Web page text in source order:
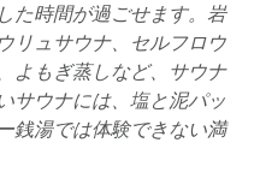
た時間が過ごせます。岩
リュサウナ、セルフロウ
よもぎ蒸しなど、サウナ
サウナには、塩と泥パッ
銭湯では体験できない満